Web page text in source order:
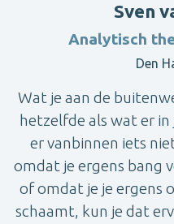
Sven
Analytisch
Den
Wat je aan de
hetzelfde als wat er
er vanbinnen iets
omdat je ergens bang
of omdat je je ergens
schaamt, kun je dat